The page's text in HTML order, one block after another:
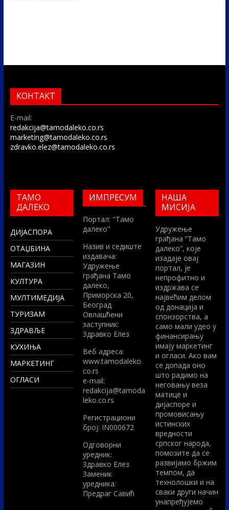
КОНТАКТ
E-mail:
redakcija@tamodaleko.co.rs
marketing@tamodaleko.co.rs
zdravko.elez@tamodaleko.co.rs
ТАМО
ДАЛЕКО
ДИЈАСПОРА
ОТАЏБИНА
МАГАЗИН
КУЛТУРА
МУЛТИМЕДИЈА
ТУРИЗАМ
ЗДРАВЉЕ
КУХИЊА
МАРКЕТИНГ
ОГЛАСИ
ИМПРЕСУМ
Портал: "Тамо
далеко"
Назив и седиште
издавача:
Удружење
грађана Тамо
далеко,
Приморска 20,
Београд
Овлашћени
заступник:
Здравко Елез
Вeб адреса:
www.tamodaleko.
co.rs
e-mail:
redakcija@tamoda
leko.co.rs
Регистрациони
број: IN000672
Одговорни
уредник:
Здравко Елез
Заменик
уредника:
Предраг Савић
НАША
МИСИЈА
Удружење
грађана “Тамо
далеко”, које
изадаје овај
портал, је
непрофитно и
издржава се
највећим делом
од донација и
спонзорства, а
само мали удео у
финансирању
имају маркетинг
и огласи. Ако вам
се допада оно
што радимо на
неговању веза
матице и
дијаспоре и
промовисању
истинских
вредности
српског народа,
помозите да се
развијамо бржим
темпом, да
технолошки и на
сваки други начин
унапређујемо